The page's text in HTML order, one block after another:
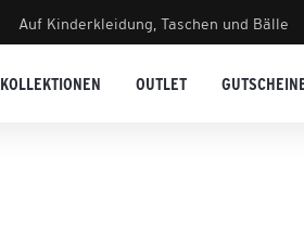
Auf Kinderkleidung, Taschen und Bälle
KOLLEKTIONEN OUTLET